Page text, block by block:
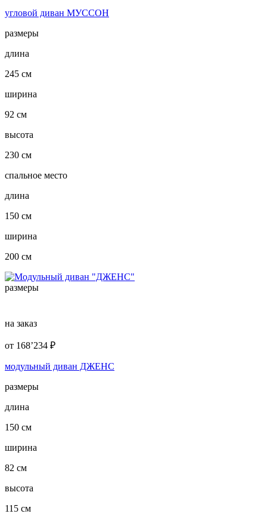
угловой диван МУССОН
размеры
длина
245 см
ширина
92 см
высота
230 см
спальное место
длина
150 см
ширина
200 см
размеры
на заказ
от 168’234 ₽
модульный диван ДЖЕНС
размеры
длина
150 см
ширина
82 см
высота
115 см